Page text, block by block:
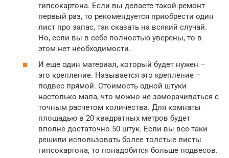
гипсокартона. Если вы делаете такой ремонт
первый раз, то рекомендуется приобрести один
лист про запас, так сказать на всякий случай.
Но, если вы в себе полностью уверены, то в
этом нет необходимости.
​И еще один материал, который будет нужен –
это крепление. Называется это крепление –
подвес прямой. Стоимость одной штуки
настолько мала, что можно не заморачиваться с
точным расчетом количества. Для комнаты
площадью в 20 квадратных метров будет
вполне достаточно 50 штук. Если вы все-таки
решили использовать более толстые листы
гипсокартона, то понадобится больше подвесов.